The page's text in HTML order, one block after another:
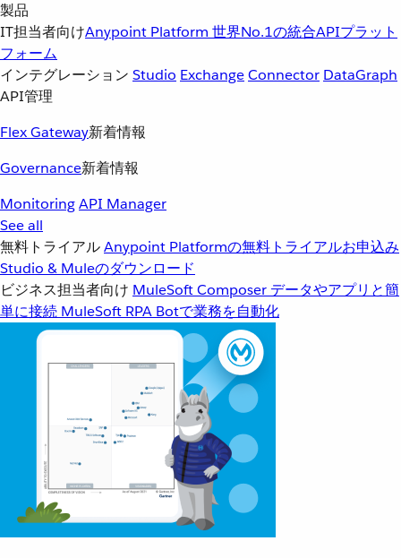
製品
IT担当者向けAnypoint Platform 世界No.1の統合APIプラット
フォーム
インテグレーション Studio ExchangeConnector DataGraph
API管理
Flex Gateway新着情報
Governance新着情報
MonitoringAPI Manager
See all
無料トライアルAnypoint Platformの無料トライアルお申込み
Studio & Muleのダウンロード
ビジネス担当者向け MuleSoft Composer データやアプリと簡
単に接続 MuleSoft RPA Botで業務を自動化